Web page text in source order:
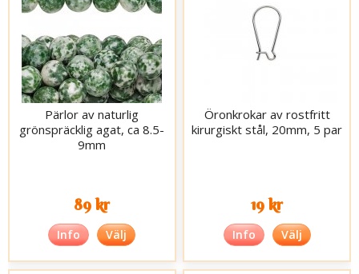
Pärlor av naturlig
grönspräcklig agat, ca 8.5-
9mm
89 kr
Info Välj
Öronkrokar av rostfritt
kirurgiskt stål, 20mm, 5 par
19 kr
Info Välj